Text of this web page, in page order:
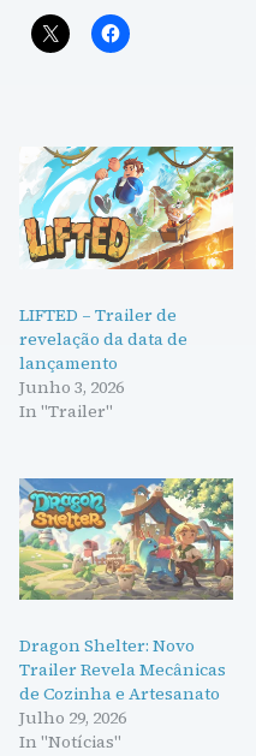
LIFTED – Trailer de
revelação da data de
lançamento
Junho 3, 2026
In "Trailer"
Dragon Shelter: Novo
Trailer Revela Mecânicas
de Cozinha e Artesanato
Julho 29, 2026
In "Notícias"